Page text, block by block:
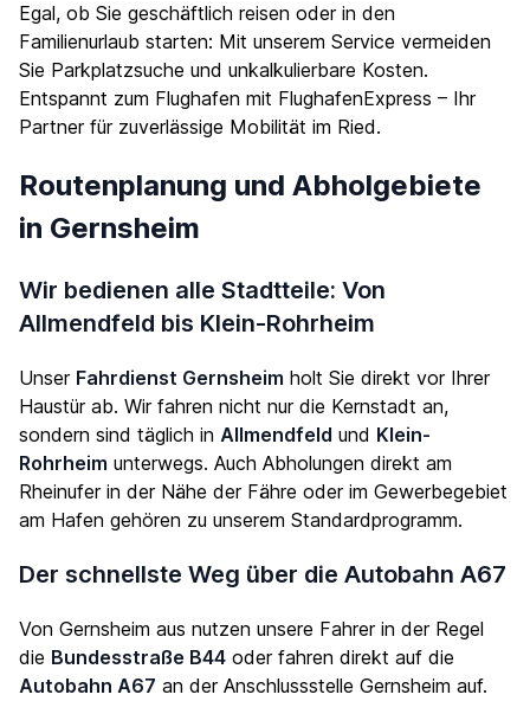
Egal, ob Sie geschäftlich reisen oder in den
Familienurlaub starten: Mit unserem Service vermeiden
Sie Parkplatzsuche und unkalkulierbare Kosten.
Entspannt zum Flughafen mit FlughafenExpress – Ihr
Partner für zuverlässige Mobilität im Ried.
Routenplanung und Abholgebiete
in Gernsheim
Wir bedienen alle Stadtteile: Von
Allmendfeld bis Klein-Rohrheim
Unser Fahrdienst Gernsheim holt Sie direkt vor Ihrer
Haustür ab. Wir fahren nicht nur die Kernstadt an,
sondern sind täglich in Allmendfeld und Klein-
Rohrheim unterwegs. Auch Abholungen direkt am
Rheinufer in der Nähe der Fähre oder im Gewerbegebiet
am Hafen gehören zu unserem Standardprogramm.
Der schnellste Weg über die Autobahn A67
Von Gernsheim aus nutzen unsere Fahrer in der Regel
die Bundesstraße B44 oder fahren direkt auf die
Autobahn A67 an der Anschlussstelle Gernsheim auf.